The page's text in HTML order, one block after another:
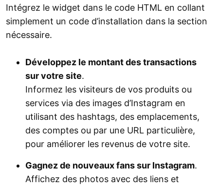
Intégrez le widget dans le code HTML en collant
simplement un code d’installation dans la section
nécessaire.
Développez le montant des transactions
sur votre site.
Informez les visiteurs de vos produits ou
services via des images d’Instagram en
utilisant des hashtags, des emplacements,
des comptes ou par une URL particulière,
pour améliorer les revenus de votre site.
Gagnez de nouveaux fans sur Instagram.
Affichez des photos avec des liens et